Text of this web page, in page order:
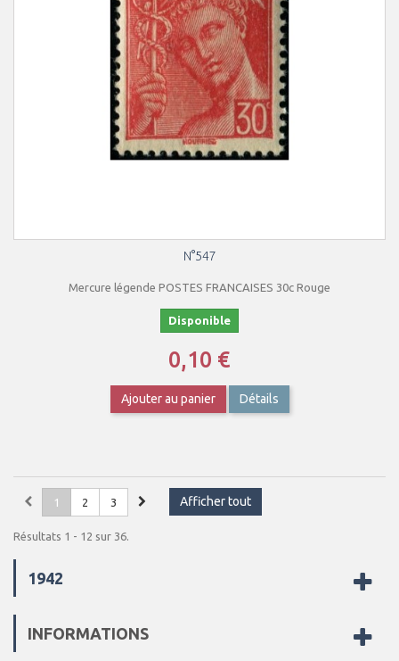
N°547
Mercure légende POSTES FRANCAISES 30c Rouge
Disponible
0,10 €
Ajouter au panier Détails
Afficher tout
1 2 3
Résultats 1 - 12 sur 36.
1942
INFORMATIONS